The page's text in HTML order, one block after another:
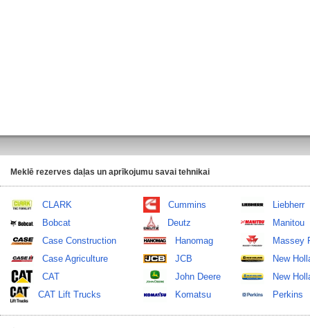
Meklē rezerves daļas un aprīkojumu savai tehnikai
CLARK
Bobcat
Case Construction
Case Agriculture
CAT
CAT Lift Trucks
Cummins
Deutz
Hanomag
JCB
John Deere
Komatsu
Liebherr
Manitou
Massey
New
New
Perkins